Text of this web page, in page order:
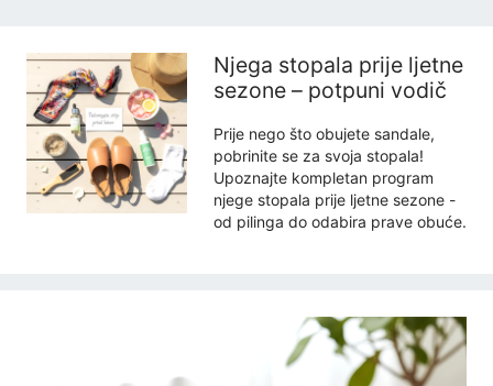
Njega stopala prije ljetne
sezone – potpuni vodič
Prije nego što obujete sandale,
pobrinite se za svoja stopala!
Upoznajte kompletan program
njege stopala prije ljetne sezone -
od pilinga do odabira prave obuće.